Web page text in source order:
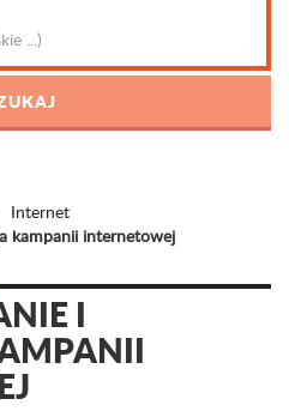
Internet
kampanii internetowej
I